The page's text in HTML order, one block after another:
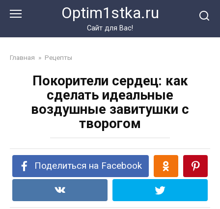
Optim1stka.ru
Сайт для Вас!
Главная » Рецепты
Покорители сердец: как
сделать идеальные
воздушные завитушки с
творогом
Поделиться на Facebook